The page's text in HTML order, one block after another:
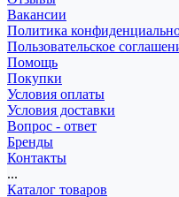
Вакансии
Политика
Пользовательское
Помощь
Покупки
Условия оплаты
Условия доставки
Вопрос - ответ
Бренды
Контакты
...
Каталог товаров